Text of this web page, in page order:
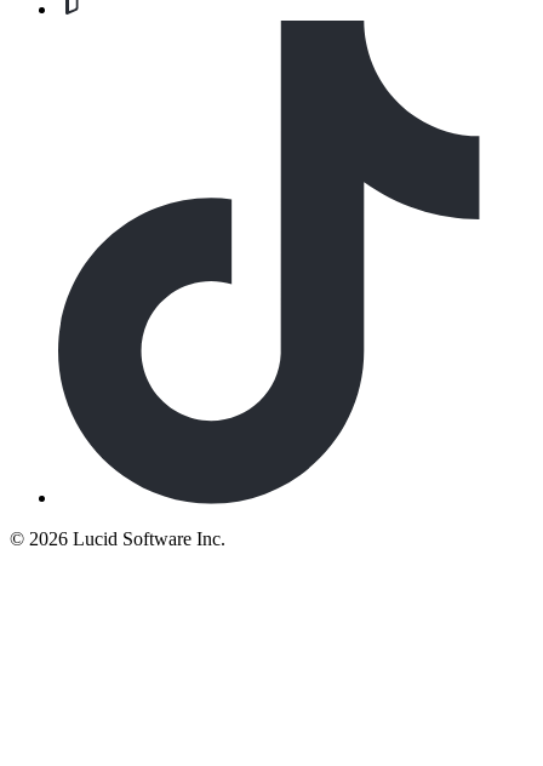
© 2026 Lucid Software Inc.